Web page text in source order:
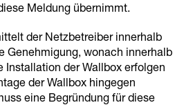
Meldung übernimmt.
der Netzbetreiber innerhalb
Genehmigung, wonach innerhalb
Installation der Wallbox erfolgen
der Wallbox hingegen
eine Begründung für diese